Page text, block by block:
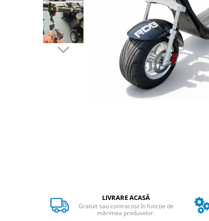
➔ Cu Remorca Fara Permis
➔ Fara Permis
LIVRARE ACASĂ
Gratuit sau contracost în funcție de
mărimea produselor.